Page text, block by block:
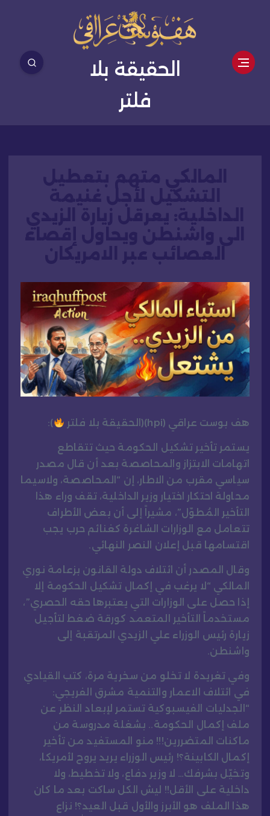
الحقيقة بلا
فلتر
التشكيل لأجل غنيمة
هف بوست عراقي (hpi)(الحقيقة بلا فلتر ):
يستمر تأخير تشكيل الحكومة حيث تتقاطع
اتهامات الابتزاز والمحاصصة بعد أن قال مصدر
سياسي مقرب من الاطار، إن “المحاصصة، ولاسيما
محاولة احتكار اختيار وزير الداخلية، تقف وراء هذا
التأخير المُطوّل”، مشيراً إلى أن بعض الأطراف
تتعامل مع الوزارات الشاغرة كغنائم حرب يجب
اقتسامها قبل إعلان النصر النهائي.
وقال المصدر أن ائتلاف دولة القانون بزعامة نوري
المالكي “لا يرغب في إكمال تشكيل الحكومة إلا
إذا حصل على الوزارات التي يعتبرها حقه الحصري”،
مستخدماً التأخير المتعمد كورقة ضغط لتأجيل
زيارة رئيس الوزراء علي الزيدي المرتقبة إلى
واشنطن.
وفي تغريدة لا تخلو من سخرية مرة، كتب القيادي
في ائتلاف الاعمار والتنمية مشرق الفريجي:
“الجدليات الفيسبوكية تستمر لإبعاد النظر عن
ملف إكمال الحكومة.. بشغلة مدروسة من
ماكنات المتضررين!!! منو المستفيد من تأخير
إكمال الكابينة؟! رئيس الوزراء يريد يروح لأمريكا،
وتخيّل بشرفك… لا وزير دفاع، ولا تخطيط، ولا
داخلية على الأقل!! ليش الكل ساكت بعد ما كان
هذا الملف هو الأبرز والأول قبل العيد؟! نزاع